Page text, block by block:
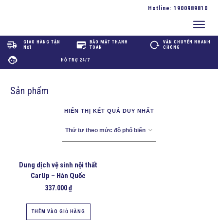
Hotline: 1900989810
GIAO HÀNG TẬN
NƠI
BẢO MẬT THANH
TOÁN
VẬN CHUYỂN NHANH
CHÓNG
HỖ TRỢ 24/7
Sản phẩm
HIỂN THỊ KẾT QUẢ DUY NHẤT
Dung dịch vệ sinh nội thất
CarUp – Hàn Quốc
337.000₫
THÊM VÀO GIỎ HÀNG